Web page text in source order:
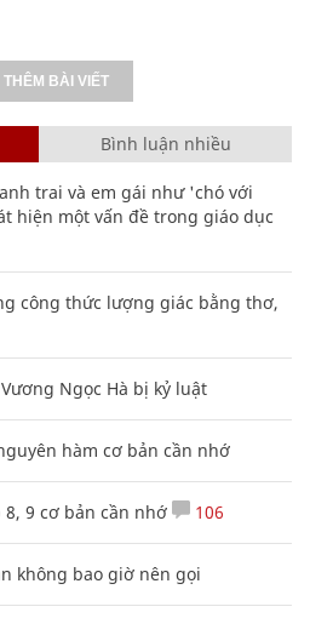
THÊM BÀI VIẾT
Bình luận nhiều
trai và em gái như 'chó với
hiện một vấn đề trong giáo dục
công thức lượng giác bằng thơ,
Ngọc Hà bị kỷ luật
hàm cơ bản cần nhớ
9 cơ bản cần nhớ 106
không bao giờ nên gọi